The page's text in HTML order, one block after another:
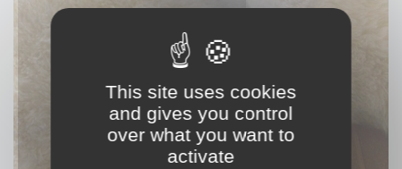
This site uses cookies
and gives you control
over what you want to
activate